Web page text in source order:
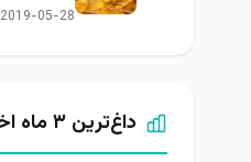
2019-05-28
داغ‌ترین ۳ ماه اخیر